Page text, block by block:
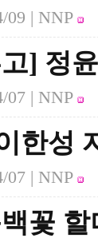
09 | NNP
] 정
07 | NNP
한성
07 | NNP
백꽃